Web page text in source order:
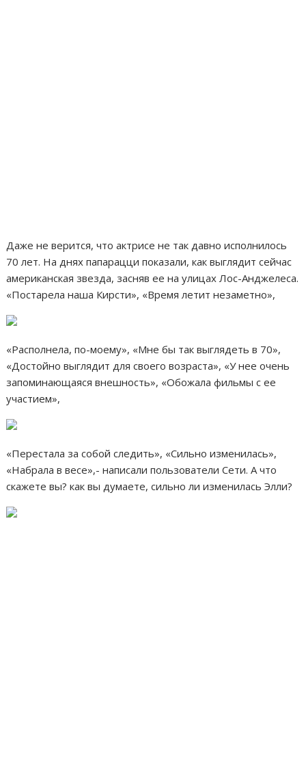
Даже не верится, что актрисе не так давно исполнилось
70 лет. На днях папарацци показали, как выглядит сейчас
американская звезда, засняв ее на улицах Лос-Анджелеса.
«Постарела наша Кирсти», «Время летит незаметно»,
«Располнела, по-моему», «Мне бы так выглядеть в 70»,
«Достойно выглядит для своего возраста», «У нее очень
запоминающаяся внешность», «Обожала фильмы с ее
участием»,
«Перестала за собой следить», «Сильно изменилась»,
«Набрала в весе»,- написали пользователи Сети. А что
скажете вы? как вы думаете, сильно ли изменилась Элли?